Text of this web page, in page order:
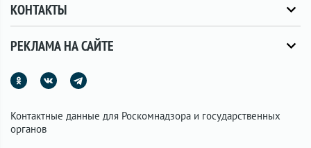
КОНТАКТЫ
РЕКЛАМА НА САЙТЕ
Контактные данные для Роскомнадзора и государственных
органов